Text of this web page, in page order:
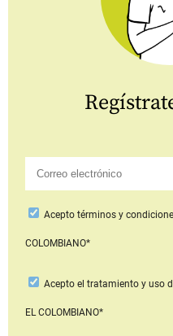
Aceptotérminos y
COLOMBIANO*
Acepto el tratamiento y uso
EL COLOMBIANO*